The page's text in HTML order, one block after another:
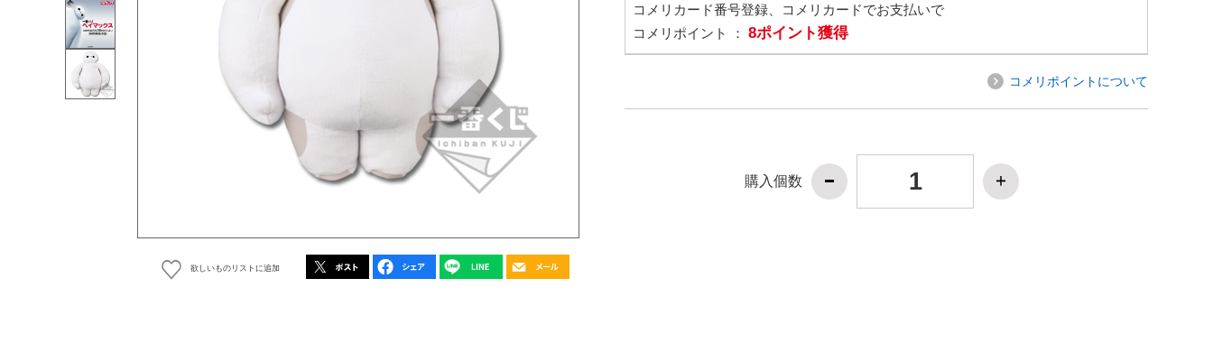
欲しいものリストに追加
コメリカード番号登録、コメリカードでお支払いで
コメリポイント ： 8ポイント獲得
コメリポイントについて
購入個数